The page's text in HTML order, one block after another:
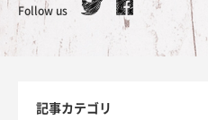
Follow us
記事カテゴリ